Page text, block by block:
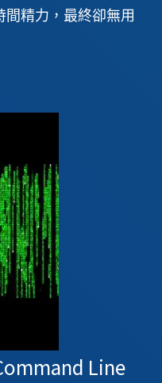
精力，最終卻無用
Line